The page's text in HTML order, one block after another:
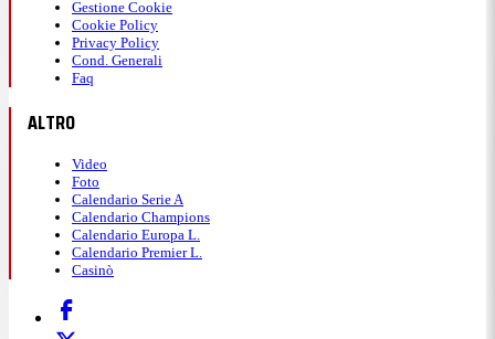
Gestione Cookie
Cookie Policy
Privacy Policy
Cond. Generali
Faq
ALTRO
Video
Foto
Calendario Serie A
Calendario Champions
Calendario Europa L.
Calendario Premier L.
Casinò